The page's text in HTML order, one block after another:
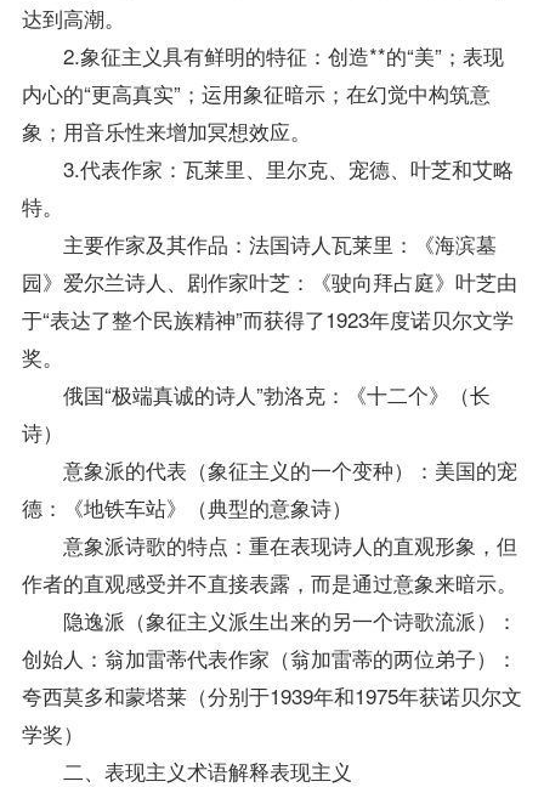
达到高潮。
2.象征主义具有鲜明的特征：创造**的“美”；表现
内心的“更高真实”；运用象征暗示；在幻觉中构筑意
象；用音乐性来增加冥想效应。
3.代表作家：瓦莱里、里尔克、宠德、叶芝和艾略
特。
主要作家及其作品：法国诗人瓦莱里：《海滨墓
园》爱尔兰诗人、剧作家叶芝：《驶向拜占庭》叶芝由
于“表达了整个民族精神”而获得了1923年度诺贝尔文学
奖。
俄国“极端真诚的诗人”勃洛克：《十二个》（长
诗）
意象派的代表（象征主义的一个变种）：美国的宠
德：《地铁车站》（典型的意象诗）
意象派诗歌的特点：重在表现诗人的直观形象，但
作者的直观感受并不直接表露，而是通过意象来暗示。
隐逸派（象征主义派生出来的另一个诗歌流派）：
创始人：翁加雷蒂代表作家（翁加雷蒂的两位弟子）：
夸西莫多和蒙塔莱（分别于1939年和1975年获诺贝尔文
学奖）
二、表现主义术语解释表现主义